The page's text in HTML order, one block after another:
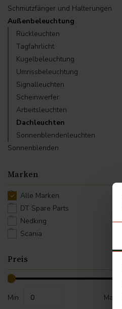
Schmutzfänger und Halterungen
Außenbeleuchtung
Rückleuchten
Tagfahrlicht
Kugelbeleuchtung
Umrissbeleuchtung
Signalleuchten
Scheinwerfer
Arbeitsleuchten
Dachleuchten
Sonnenblendenleuchten
Sonnenblenden
Marken
Alle Marken
DT Spare Parts
Nedking
Scania
Preis
Min Max